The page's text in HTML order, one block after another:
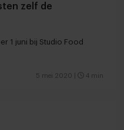
zelf de
1 juni bij Studio Food
5 mei 2020 4 min